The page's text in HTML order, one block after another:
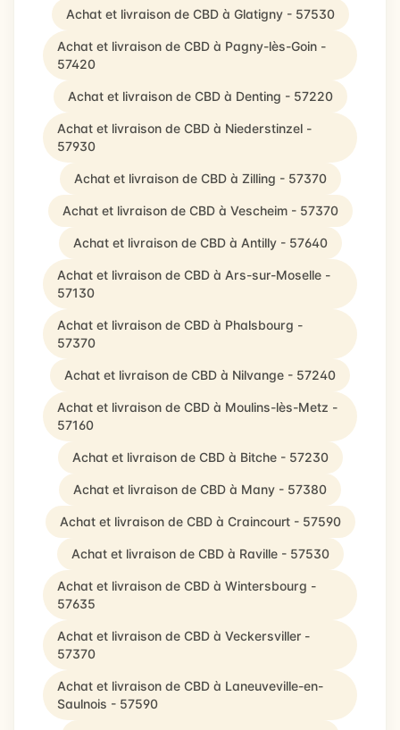
Achat et livraison de CBD à Glatigny - 57530
Achat et livraison de CBD à Pagny-lès-Goin -
57420
Achat et livraison de CBD à Denting - 57220
Achat et livraison de CBD à Niederstinzel -
57930
Achat et livraison de CBD à Zilling - 57370
Achat et livraison de CBD à Vescheim - 57370
Achat et livraison de CBD à Antilly - 57640
Achat et livraison de CBD à Ars-sur-Moselle -
57130
Achat et livraison de CBD à Phalsbourg -
57370
Achat et livraison de CBD à Nilvange - 57240
Achat et livraison de CBD à Moulins-lès-Metz -
57160
Achat et livraison de CBD à Bitche - 57230
Achat et livraison de CBD à Many - 57380
Achat et livraison de CBD à Craincourt - 57590
Achat et livraison de CBD à Raville - 57530
Achat et livraison de CBD à Wintersbourg -
57635
Achat et livraison de CBD à Veckersviller -
57370
Achat et livraison de CBD à Laneuveville-en-
Saulnois - 57590